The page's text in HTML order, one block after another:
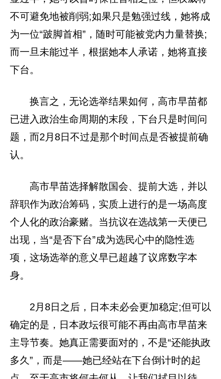
不可避免地被削弱;如果只是勉强过线，她将成
为一位“跛脚首相”，随时可能被党内力量替换;
而一旦未能过半，根据她本人承诺，她将直接
下台。
换言之，无论选举结果如何，高市早苗都
已进入政治生命周期的末段，下台只是时间问
题，而2月8日不过是那个时间点是否被提前确
认。
高市早苗选择解散国会、提前大选，并以
辞职作为政治筹码，实质上进行的是一场高度
个人化的政治豪赌。当抗议在选战第一天便已
出现，当“是否下台”成为选民心中的隐性选
项，这场选举的意义早已超越了议席数字本
身。
2月8日之后，日本未必会更加稳定;但可以
确定的是，日本政坛很可能不再由高市早苗来
主导节奏。她真正需要面对的，不是“还能执政
多久”，而是——她已经站在下台倒计时的起